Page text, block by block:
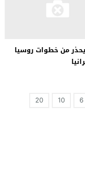
يحذر من خطوات روسيا
6
10
20